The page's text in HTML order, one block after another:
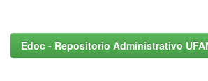
Edoc - Repositorio Administrativo